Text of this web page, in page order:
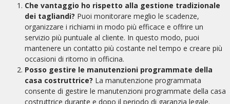
Che vantaggio ho rispetto alla gestione tradizionale
dei tagliandi? Puoi monitorare meglio le scadenze,
organizzare i richiami in modo più efficace e offrire un
servizio più puntuale al cliente. In questo modo, puoi
mantenere un contatto più costante nel tempo e creare più
occasioni di ritorno in officina.
Posso gestire le manutenzioni programmate della
casa costruttrice? La manutenzione programmata
consente di gestire le manutenzioni programmate della casa
costruttrice durante e dopo il periodo di garanzia legale.